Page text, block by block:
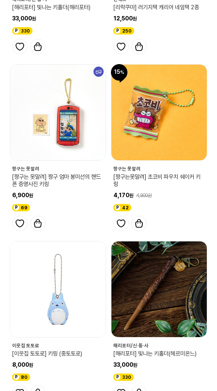
[해리포터] 빛나는 키홀더(해리포터)
33,000
330
[리락쿠마] 러기지택 캐리어 네임택 2종
12,500
250
신규
짱구는 못말려
[짱구는 못말려] 짱구 엄마 봉미선의 핸드
폰 증명사진 키링
6,900
69
15
짱구는 못말려
[짱구는못말려] 초코비 파우치 쉐이커 키
링
4,170
4,900
42
이웃집 토토로
[이웃집 토토로] 키링 (중토토로)
8,000
80
해리포터/신·동·사
[해리포터] 빛나는 키홀더(헤르미온느)
33,000
330